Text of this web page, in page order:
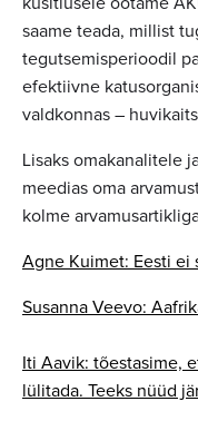
saame teada, millist
tegutsemisperioodil
efektiivne
valdkonnas –
Lisaks omakanalitele
meedias oma
kolme
Agne Kuimet: Eesti ei
Susanna Veevo:
Iti Aavik: tõestasime,
lülitada. Teeks nüüd